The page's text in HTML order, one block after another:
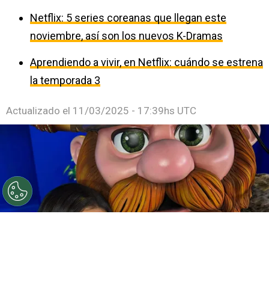
Netflix: 5 series coreanas que llegan este
noviembre, así son los nuevos K-Dramas
Aprendiendo a vivir, en Netflix: cuándo se estrena
la temporada 3
Actualizado el 11/03/2025 - 17:39hs UTC